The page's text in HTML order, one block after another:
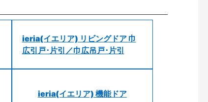
ieria(イエリア) リビングドア 巾
広引戸･片引／巾広吊戸･片引
ieria(イエリア) 機能ドア